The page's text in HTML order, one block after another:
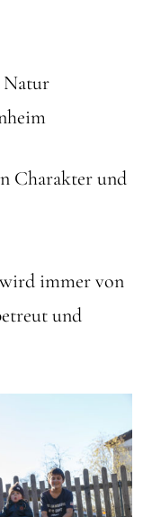
Natur
Charakter und
immer von
und